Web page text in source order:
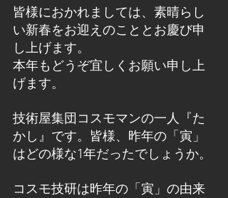
皆様におかれましては、素晴らし
い新春をお迎えのこととお慶び申
し上げます。
本年もどうぞ宜しくお願い申し上
げます。
技術屋集団コスモマンの一人『た
かし』です。皆様、昨年の「寅」
はどの様な1年だったでしょうか。
コスモ技研は昨年の「寅」の由来